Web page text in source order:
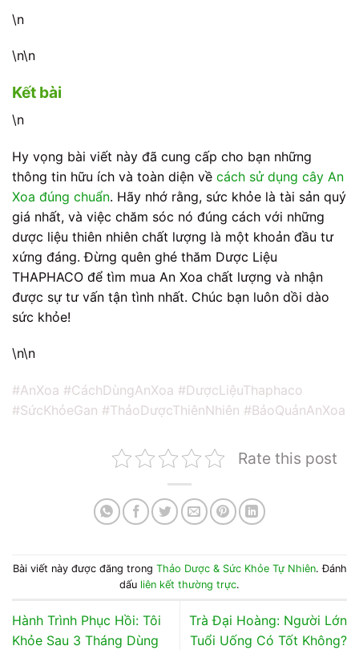
\n
\n\n
Kết bài
\n
Hy vọng bài viết này đã cung cấp cho bạn những
thông tin hữu ích và toàn diện về cách sử dụng cây An
Xoa đúng chuẩn. Hãy nhớ rằng, sức khỏe là tài sản quý
giá nhất, và việc chăm sóc nó đúng cách với những
dược liệu thiên nhiên chất lượng là một khoản đầu tư
xứng đáng. Đừng quên ghé thăm Dược Liệu
THAPHACO để tìm mua An Xoa chất lượng và nhận
được sự tư vấn tận tình nhất. Chúc bạn luôn dồi dào
sức khỏe!
\n\n
#AnXoa #CáchDùngAnXoa #DượcLiệuThaphaco
#SứcKhỏeGan #ThảoDượcThiênNhiên #BảoQuảnAnXoa
Rate this post
Bài viết này được đăng trong Thảo Dược & Sức Khỏe Tự Nhiên. Đánh
dấu liên kết thường trực.
Hành Trình Phục Hồi: Tôi
Khỏe Sau 3 Tháng Dùng
Trà Đại Hoàng: Người Lớn
Tuổi Uống Có Tốt Không?